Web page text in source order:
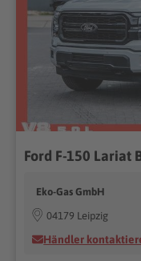
Eko-Gas GmbH
04179 Leipzig
Händler